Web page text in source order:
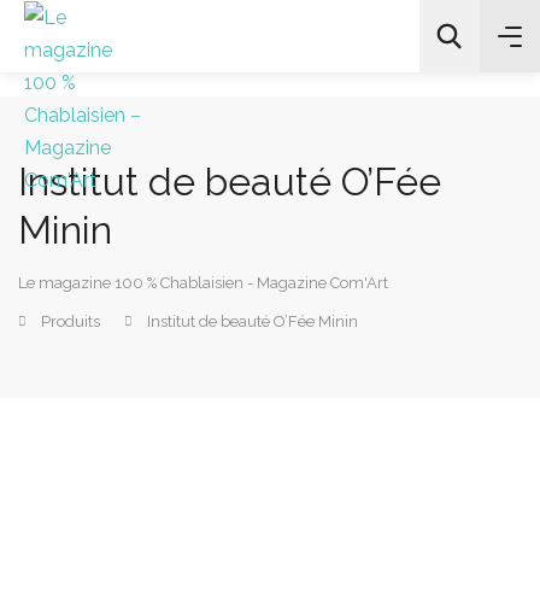
All Categories
Institut de beauté O’Fée
Minin
Le magazine 100 % Chablaisien - Magazine Com'Art
Produits Institut de beauté O’Fée Minin